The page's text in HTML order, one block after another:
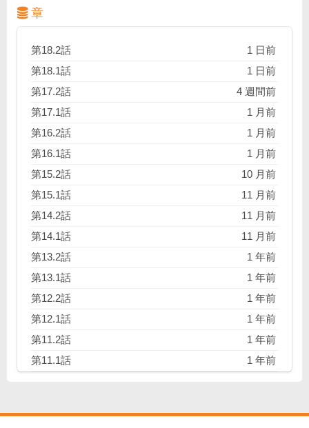
王都で評判の、弱きを助け強きをくじく伯爵令嬢メル
ツェデスは、国王から法や不文律を超えた振る舞いを
許された、前代未聞のご令嬢！ 愛と美貌と気概を兼ね
ームをプレイした記憶。 そこでのメルツェデスは、剣
で戦う悪役令嬢として壮絶な最期を遂げるのだった。
そんなバッドエンドを避けるため、メルツェデスは人
生をやり直す！ 家族との触れ合い、麗しい令嬢たちと
の友情、そして王族たちの思惑……。 イベント過剰な
章
第18.2話
1 日前
第18.1話
1 日前
第17.2話
4 週間前
第17.1話
1 月前
第16.2話
1 月前
第16.1話
1 月前
第15.2話
10 月前
第15.1話
11 月前
第14.2話
11 月前
第14.1話
11 月前
第13.2話
1 年前
第13.1話
1 年前
第12.2話
1 年前
第12.1話
1 年前
第11.2話
1 年前
第11.1話
1 年前